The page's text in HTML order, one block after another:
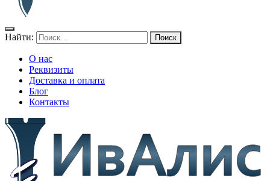
Найти:
О нас
Реквизиты
Доставка и оплата
Блог
Контакты